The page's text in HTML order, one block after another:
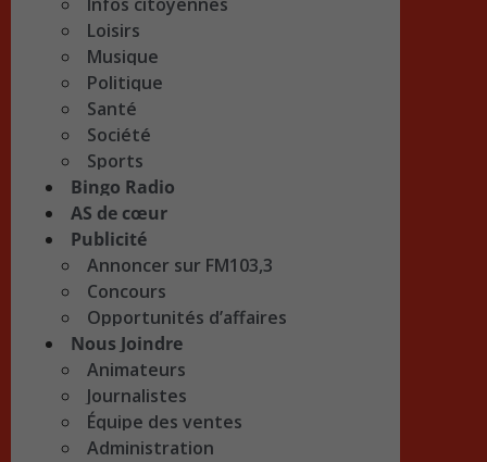
Loisirs
Musique
Politique
Santé
Société
Sports
Bingo Radio
AS de cœur
Publicité
Annoncer sur FM103,3
Concours
Opportunités d’affaires
Nous Joindre
Animateurs
Journalistes
Équipe des ventes
Administration